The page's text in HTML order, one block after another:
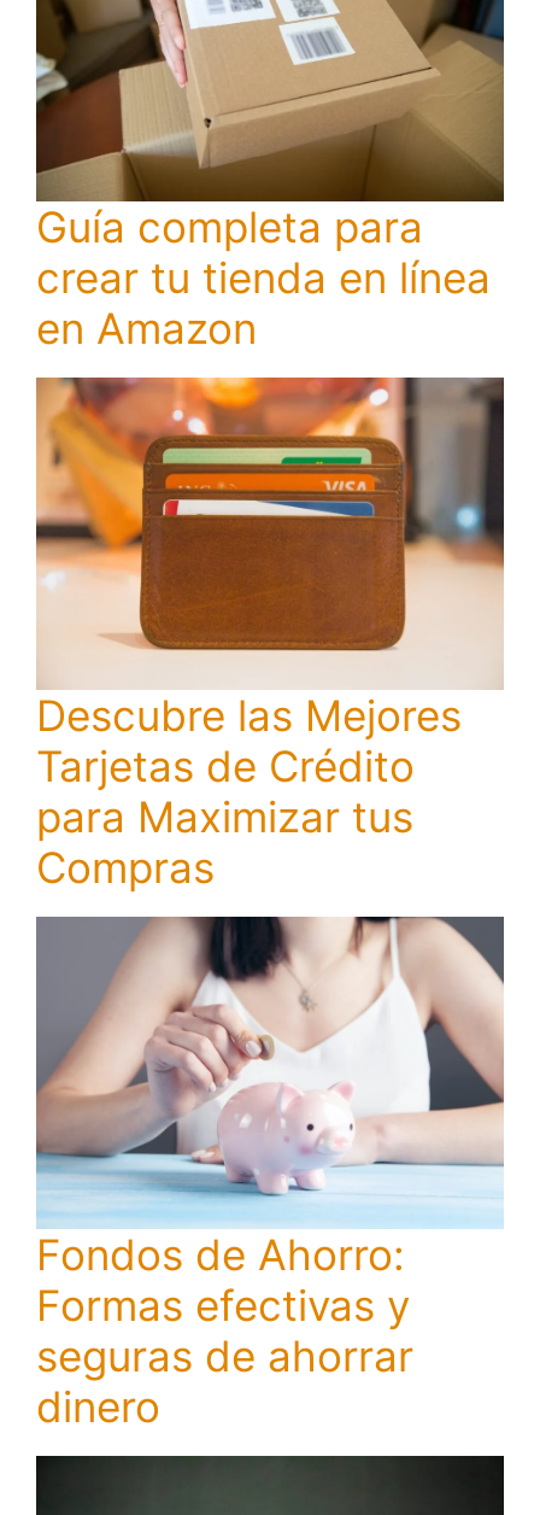
Guía completa para
crear tu tienda en línea
en Amazon
Descubre las Mejores
Tarjetas de Crédito
para Maximizar tus
Compras
Fondos de Ahorro:
Formas efectivas y
seguras de ahorrar
dinero